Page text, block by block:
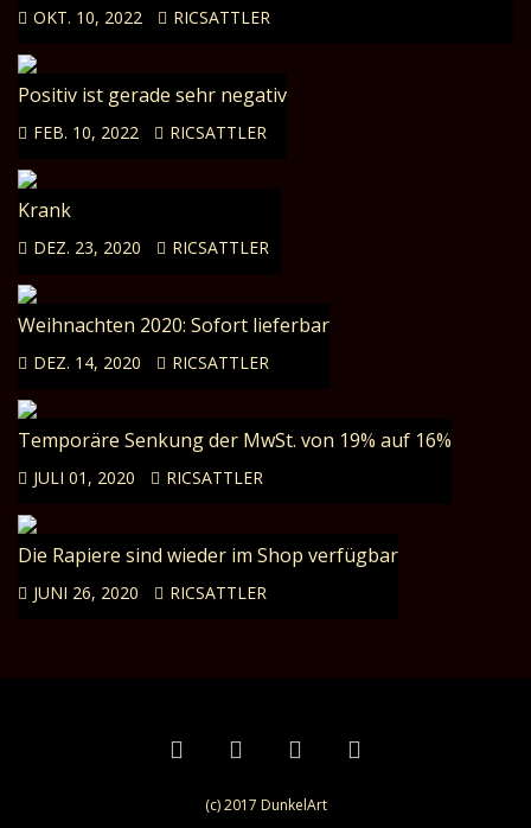
OKT. 10, 2022 RICSATTLER
Positiv ist gerade sehr negativ
FEB. 10, 2022 RICSATTLER
Krank
DEZ. 23, 2020 RICSATTLER
Weihnachten 2020: Sofort lieferbar
DEZ. 14, 2020 RICSATTLER
Temporäre Senkung der MwSt. von 19% auf 16%
JULI 01, 2020 RICSATTLER
Die Rapiere sind wieder im Shop verfügbar
JUNI 26, 2020 RICSATTLER
(c) 2017 DunkelArt